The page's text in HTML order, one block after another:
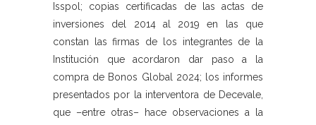
Isspol; copias certificadas de las actas de
inversiones del 2014 al 2019 en las que
constan las firmas de los integrantes de la
Institución que acordaron dar paso a la
compra de Bonos Global 2024; los informes
presentados por la interventora de Decevale,
que –entre otras– hace observaciones a la